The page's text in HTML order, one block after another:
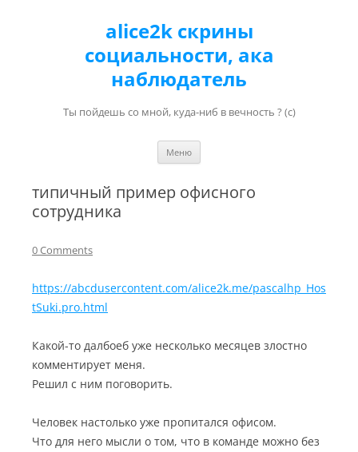
alice2k скрины
социальности, ака
наблюдатель
Ты пойдешь со мной, куда-ниб в вечность ? (с)
Меню
типичный пример офисного
сотрудника
0 Comments
https://abcdusercontent.com/alice2k.me/pascalhp_Hos
tSuki.pro.html
Какой-то далбоеб уже несколько месяцев злостно
комментирует меня.
Решил с ним поговорить.
Человек настолько уже пропитался офисом.
Что для него мысли о том, что в команде можно без